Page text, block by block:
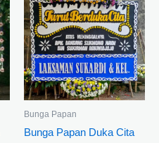
Bunga Papan
Bunga Papan Duka Cita